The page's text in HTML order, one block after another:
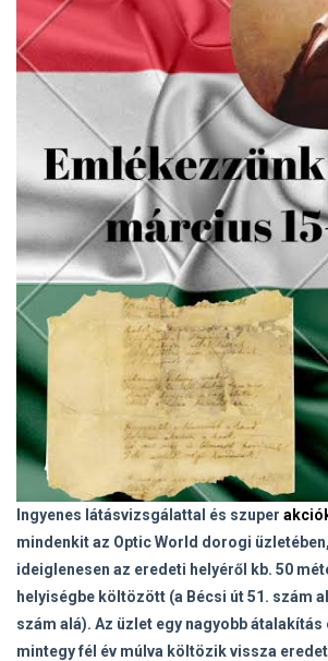
Ingyenes látásvizsgálattal és szuper
mindenkit az Optic World dorogi
ideiglenesen az eredeti helyéről kb. 50
helyiségbe költözött (a Bécsi út 51. szám
szám alá). Az üzlet egy nagyobb átalakítás
mintegy fél év múlva költözik vissza